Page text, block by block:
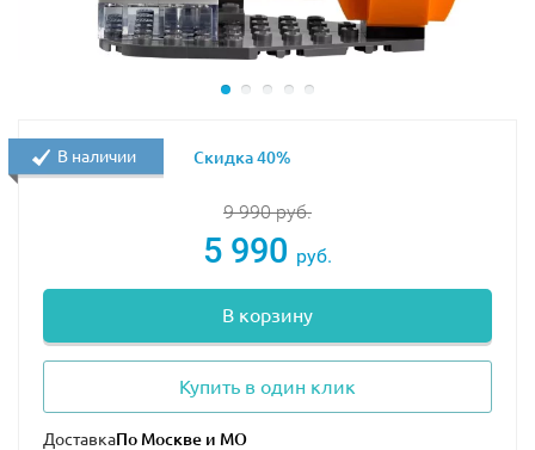
9 990руб.
5 990 руб.
В корзину
Купить в один клик
Доставка
В наличии Скидка 40%